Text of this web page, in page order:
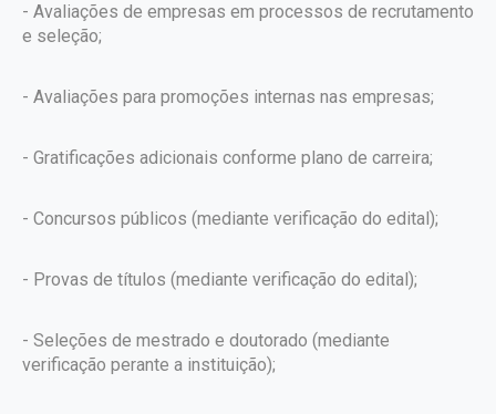
- Avaliações de empresas em processos de recrutamento
e seleção;
- Avaliações para promoções internas nas empresas;
- Gratificações adicionais conforme plano de carreira;
- Concursos públicos (mediante verificação do edital);
- Provas de títulos (mediante verificação do edital);
- Seleções de mestrado e doutorado (mediante
verificação perante a instituição);